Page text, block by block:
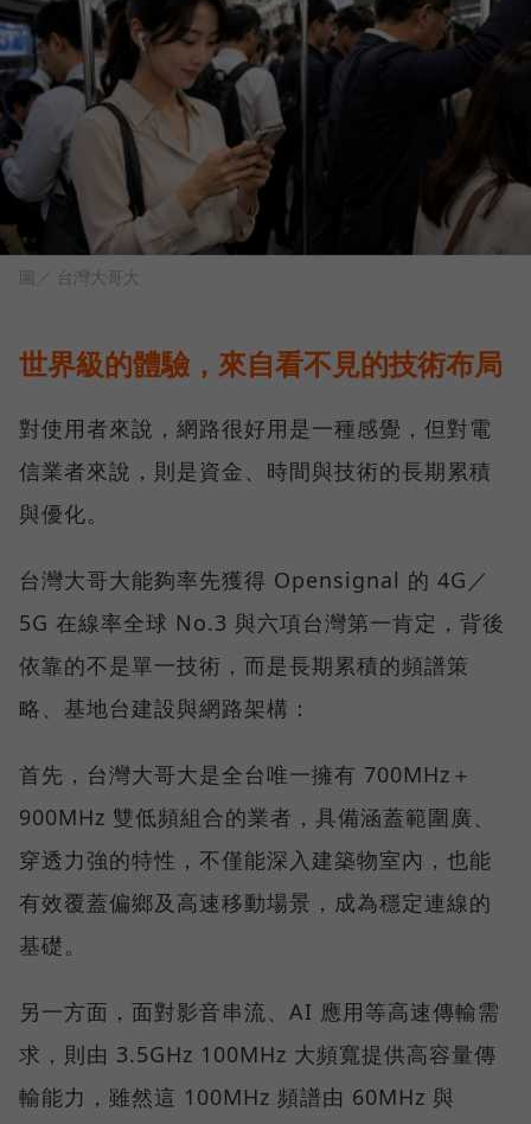
圖／ 台灣大哥大
世界級的體驗，來自看不見的技術布局
對使用者來說，網路很好用是一種感覺，但對電
信業者來說，則是資金、時間與技術的長期累積
與優化。
台灣大哥大能夠率先獲得 Opensignal 的 4G／
5G 在線率全球 No.3 與六項台灣第一肯定，背後
依靠的不是單一技術，而是長期累積的頻譜策
略、基地台建設與網路架構：
首先，台灣大哥大是全台唯一擁有 700MHz＋
900MHz 雙低頻組合的業者，具備涵蓋範圍廣、
穿透力強的特性，不僅能深入建築物室內，也能
有效覆蓋偏鄉及高速移動場景，成為穩定連線的
基礎。
另一方面，面對影音串流、AI 應用等高速傳輸需
求，則由 3.5GHz 100MHz 大頻寬提供高容量傳
輸能力，雖然這 100MHz 頻譜由 60MHz 與